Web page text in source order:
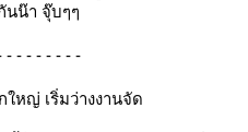
นน๊า จุ๊บๆๆ
- - - - - - - -
หญ่ เริ่มว่างงานจัด